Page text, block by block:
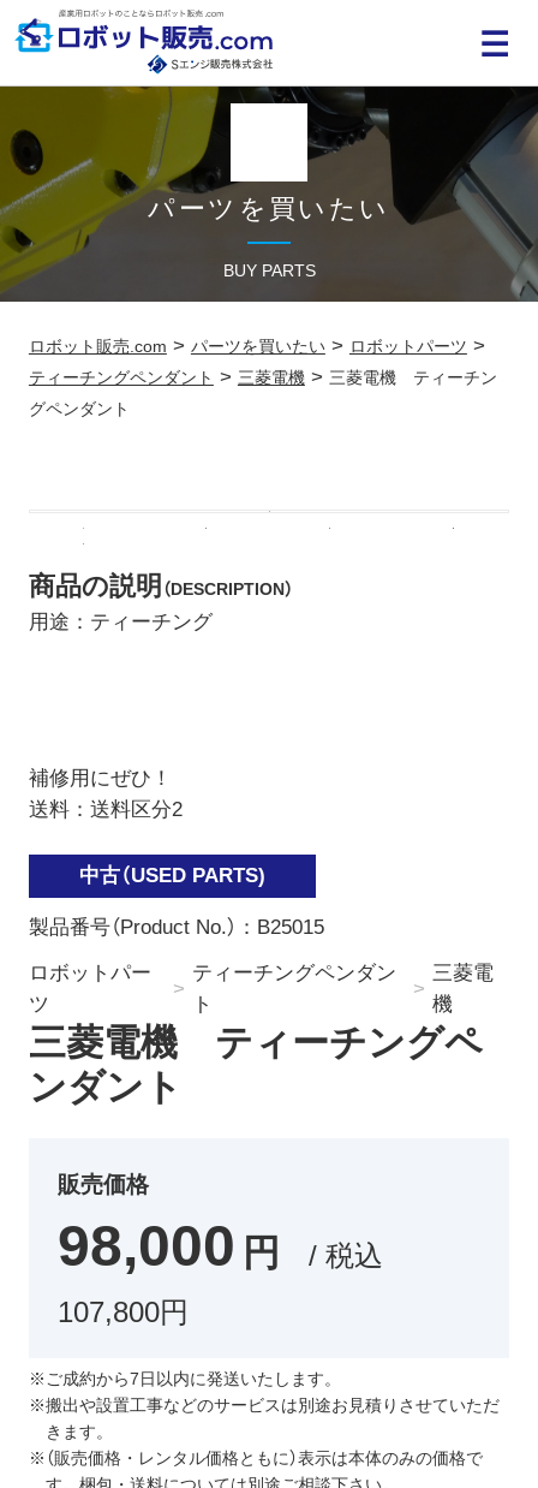
パーツを買いたい
BUY PARTS
ロボット販売.com > パーツを買いたい> ロボットパーツ >
ティーチングペンダント > 三菱電機 > 三菱電機 ティーチン
グペンダント
商品の説明 （DESCRIPTION）
用途：ティーチング
補修用にぜひ！
送料：送料区分2
製品番号（Product No.）： B25015
ロボットパー
ツ
ティーチングペンダン
ト
三菱電
機
三菱電機 ティーチングペ
ンダント
販売価格
98,000 円
/ 税込
107,800円
※ご成約から7日以内に発送いたします。
※搬出や設置工事などのサービスは別途お見積りさせていただ
きます。
※（販売価格・レンタル価格ともに）表示は本体のみの価格で